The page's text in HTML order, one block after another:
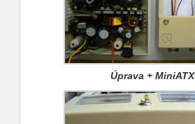
Úprava + MiniATX